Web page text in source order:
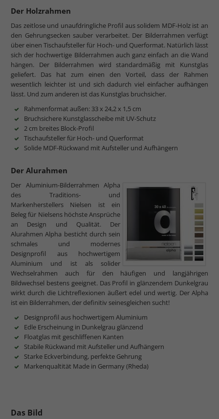
Der Holzrahmen
Das zeitlose und unaufdringliche Profil aus solidem MDF-Holz ist an
den Gehrungsecken sauber verarbeitet. Der Bilderrahmen verfügt
über einen Tischaufsteller für Hoch- und Querformat. Natürlich lässt
sich der hochwertige Bilderrahmen auch ganz einfach an die Wand
hängen. Der Bilderrahmen wird standardmäßig mit Kunstglas
geliefert. Das hat zum einen den Vorteil, dass der Rahmen
wesentlich leichter ist und sich dadurch viel einfacher aufhängen
lässt. Und zum anderen ist das Kunstglas bruchsicher.
Rahmenformat außen: 33 x 24,2 x 1,5 cm
Bruchsichere Kunstglasscheibe mit UV-Schutz
2 cm breites Block-Profil
Tischaufsteller für Hoch- und Querformat
Solide MDF-Rückwand mit Aufsteller und Aufhängern
Der Alurahmen
Der Aluminium-Bilderrahmen Alpha
des Traditions- und
Markenherstellers Nielsen ist ein
Beleg für Nielsens höchste Ansprüche
an Design und Qualität. Der
Alurahmen Alpha besticht durch sein
schmales und modernes
Designprofil aus hochwertigem
Aluminium und ist als solider
Wechselrahmen auch für den häufigen und langjährigen
Bildwechsel bestens geeignet. Das Profil in glänzendem Dunkelgrau
wirkt durch die Lichtreflexionen äußert edel und wertig. Der Alpha
ist ein Bilderrahmen, der definitiv seinesgleichen sucht!
Designprofil aus hochwertigem Aluminium
Edle Erscheinung in Dunkelgrau glänzend
Floatglas mit geschliffenen Kanten
Stabile Rückwand mit Aufsteller und Aufhängern
Starke Eckverbindung, perfekte Gehrung
Markenqualtität Made in Germany (Rheda)
Das Bild